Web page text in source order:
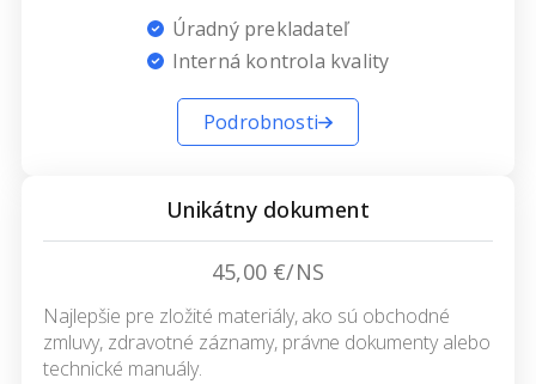
Úradný prekladateľ
Interná kontrola kvality
Podrobnosti
Unikátny dokument
45,00 €/NS
Najlepšie pre zložité materiály, ako sú obchodné
zmluvy, zdravotné záznamy, právne dokumenty alebo
technické manuály.